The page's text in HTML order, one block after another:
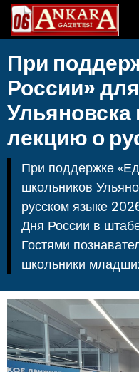
При
России»
Ульяновска
лекцию о
При поддержке
школьников
русском языке
Дня России в
Гостями
школьники